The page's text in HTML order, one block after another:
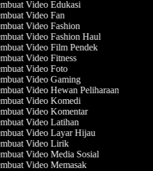
Video Edukasi
Video Fan
Video Fashion
Video Fashion Haul
Video Film Pendek
Video Fitness
Video Foto
Video Gaming
Video Hewan Peliharaan
Video Komedi
Video Komentar
Video Latihan
Video Layar Hijau
Video Lirik
Video Media Sosial
Video Memasak